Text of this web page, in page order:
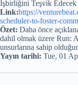
İşbirliğini Teşvik Edecek
Link:https://
scheduler-to-foster-
Özet: Daha önce
dahil olmak üzere Run:
unsurlarına sahip
Yayın tarihi: Tue, 01